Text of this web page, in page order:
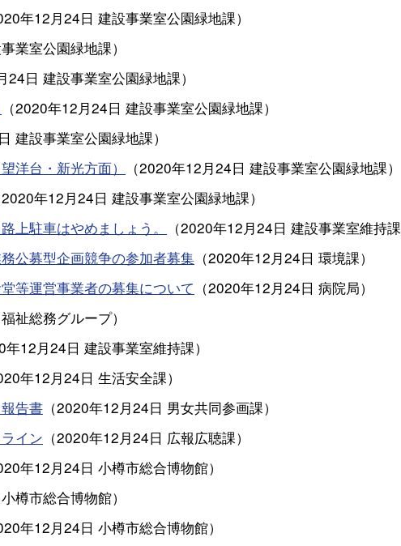
年12月24日 建設事業室公園緑地課）
業室公園緑地課）
24日 建設事業室公園緑地課）
（2020年12月24日 建設事業室公園緑地課）
建設事業室公園緑地課）
洋台・新光方面）
（2020年12月24日 建設事業室公園緑地課）
2020年12月24日 建設事業室公園緑地課）
上駐車はやめましょう。
（2020年12月24日 建設事業室維持課
公募型企画競争の参加者募集 （2020年12月24日 環境課）
等運営事業者の募集について （2020年12月24日 病院局）
福祉総務グループ）
年12月24日 建設事業室維持課）
年12月24日 生活安全課）
告書 （2020年12月24日 男女共同参画課）
イン （2020年12月24日 広報広聴課）
年12月24日 小樽市総合博物館）
小樽市総合博物館）
年12月24日 小樽市総合博物館）